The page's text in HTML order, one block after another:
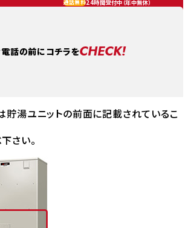
通話無料24時間受付中（年中無休）
話の前にコチラをCHECK!
貯湯ユニットの前面に記載されているこ
さい。